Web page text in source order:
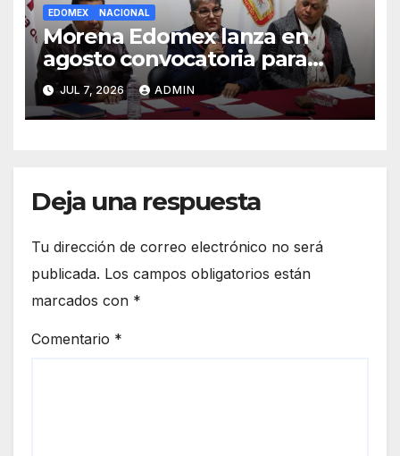
EDOMEX NACIONAL
Morena Edomex lanza en
agosto convocatoria para
candidatos de 2027
JUL 7, 2026 ADMIN
Deja una respuesta
Tu dirección de correo electrónico no será
publicada. Los campos obligatorios están
marcados con *
Comentario *